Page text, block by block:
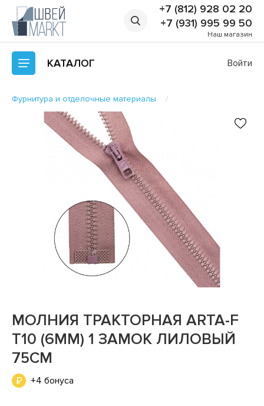
+7 (812) 928 02 20
+7 (931) 995 99 50
Наш магазин
КАТАЛОГ Войти
Фурнитура и отделочные материалы
МОЛНИЯ ТРАКТОРНАЯ ARTA-F
T10 (6ММ) 1 ЗАМОК ЛИЛОВЫЙ
75СМ
+4 бонуса